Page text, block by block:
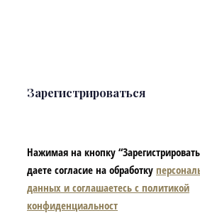
Зарегистрироваться
Нажимая на кнопку
даете согласие на обработку
данных и соглашаетесь с политикой
конфиденциальност